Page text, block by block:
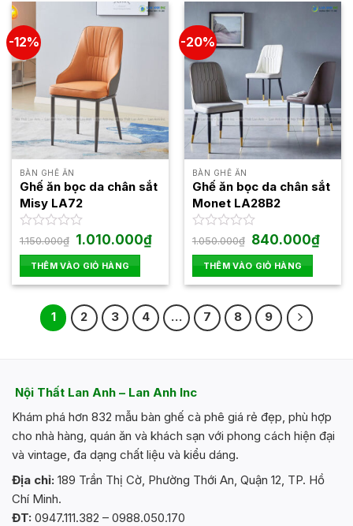
-12%
BÀN GHẾ ĂN
Ghế ăn bọc da chân sắt
Misy LA72
Được
hạng
0
5
1.150.000₫ Giá
gốc
là:
1.150.000₫.
1.010.000₫Giá
hiện
1.010.000₫.
THÊM VÀO GIỎ HÀNG
-20%
BÀN GHẾ ĂN
Ghế ăn bọc da chân sắt
Monet LA28B2
Được
hạng
0
5
1.050.000₫ Giá
gốc
là:
1.050.000₫.
840.000₫Giá
hiện
THÊM VÀO GIỎ HÀNG
1 2 3 4 … 7 8 9
Nội Thất Lan Anh – Lan Anh Inc
Khám phá hơn 832 mẫu bàn ghế cà phê giá rẻ đẹp, phù hợp
cho nhà hàng, quán ăn và khách sạn với phong cách hiện đại
và vintage, đa dạng chất liệu và kiểu dáng.
Địa chỉ: 189 Trần Thị Cờ, Phường Thới An, Quận 12, TP. Hồ
Chí Minh.
ĐT: 0947.111.382 – 0988.050.170